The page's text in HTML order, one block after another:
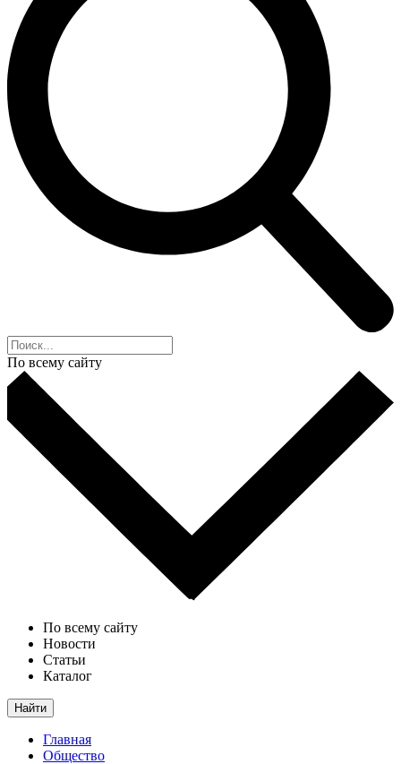
По всему сайту
По всему сайту
Новости
Статьи
Каталог
Найти
Главная
Общество